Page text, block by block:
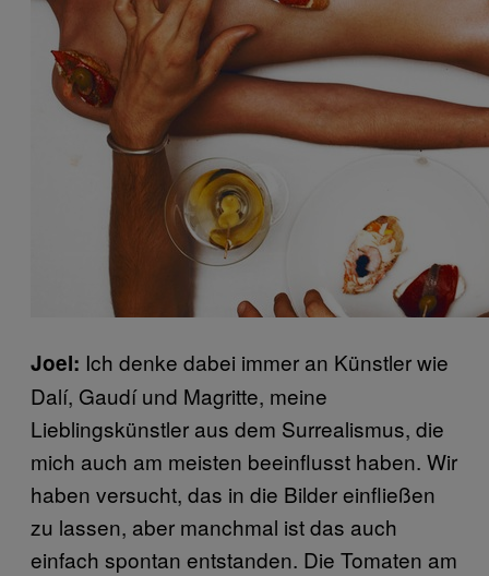
Joel: Ich denke dabei immer an Künstler wie
Dalí, Gaudí und Magritte, meine
Lieblingskünstler aus dem Surrealismus, die
mich auch am meisten beeinflusst haben. Wir
haben versucht, das in die Bilder einfließen
zu lassen, aber manchmal ist das auch
einfach spontan entstanden. Die Tomaten am